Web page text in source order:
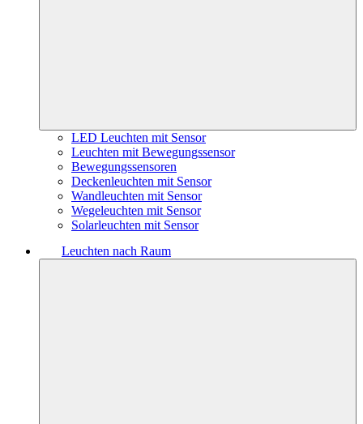
LED Leuchten mit Sensor
Leuchten mit Bewegungssensor
Bewegungssensoren
Deckenleuchten mit Sensor
Wandleuchten mit Sensor
Wegeleuchten mit Sensor
Solarleuchten mit Sensor
Leuchten nach Raum